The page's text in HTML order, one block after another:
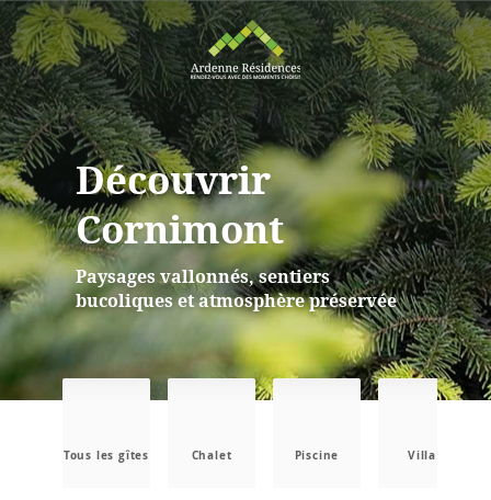
Découvrir
Cornimont
Paysages vallonnés, sentiers
bucoliques et atmosphère préservée
Tous les gîtes Chalet Piscine Villa